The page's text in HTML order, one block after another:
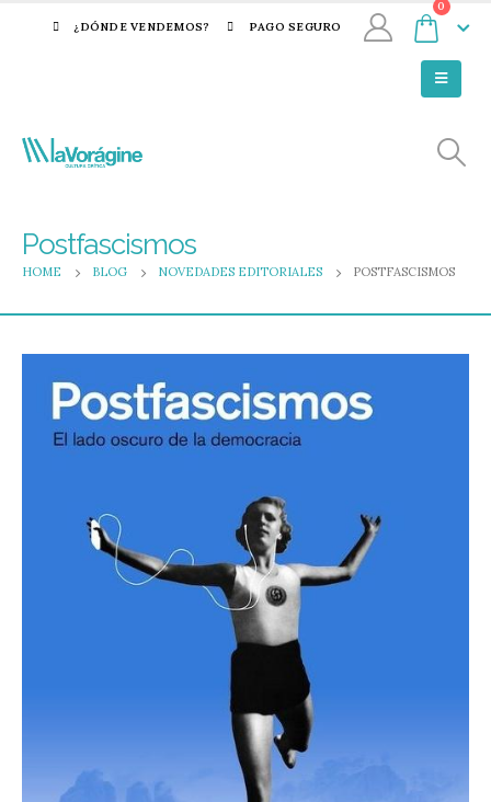
¿DÓNDE VENDEMOS? PAGO SEGURO
0
Postfascismos
HOME BLOG NOVEDADES EDITORIALES POSTFASCISMOS